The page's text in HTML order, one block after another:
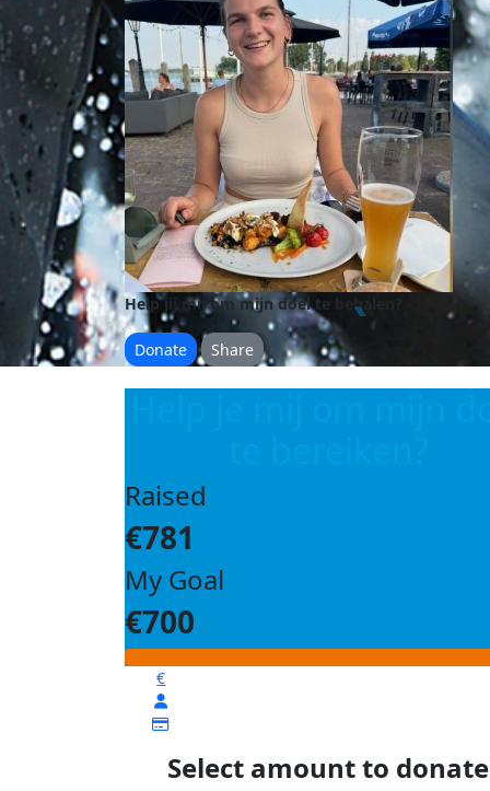
Help jij mij om mijn doel te behalen?
Donate Share
Raised
€781
My Goal
€700
€
Select amount to donate